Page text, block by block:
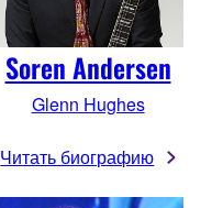
Soren Andersen
Glenn Hughes
Читать биографию